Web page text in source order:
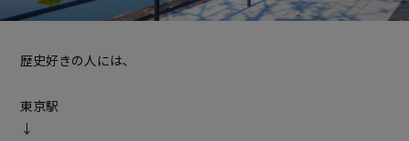
歴史好きの人には、
東京駅
↓